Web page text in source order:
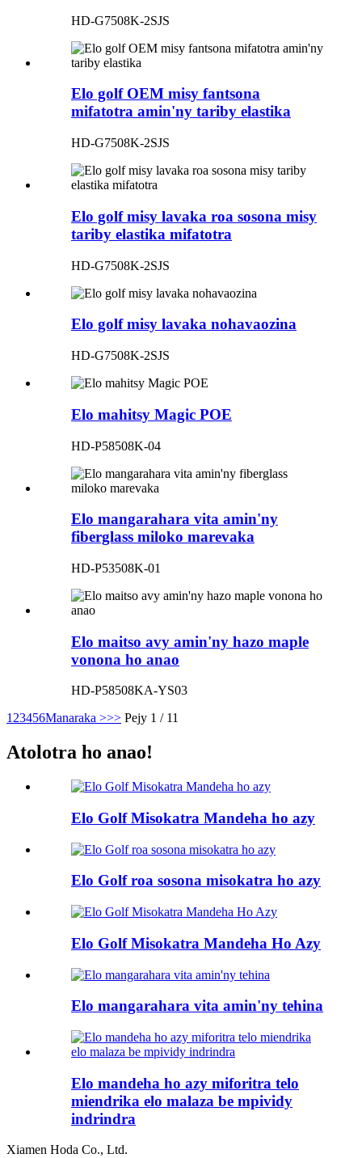
HD-G7508K-2SJS
Elo golf OEM misy fantsona
mifatotra amin'ny tariby elastika
HD-G7508K-2SJS
Elo golf misy lavaka roa sosona misy
tariby elastika mifatotra
HD-G7508K-2SJS
Elo golf misy lavaka nohavaozina
HD-G7508K-2SJS
Elo mahitsy Magic POE
HD-P58508K-04
Elo mangarahara vita amin'ny
fiberglass miloko marevaka
HD-P53508K-01
Elo maitso avy amin'ny hazo maple
vonona ho anao
HD-P58508KA-YS03
1 23456Manaraka >>> Pejy 1 / 11
Atolotra ho anao!
Elo Golf Misokatra Mandeha ho azy
Elo Golf roa sosona misokatra ho azy
Elo Golf Misokatra Mandeha Ho Azy
Elo mangarahara vita amin'ny tehina
Elo mandeha ho azy miforitra telo
miendrika elo malaza be mpividy
indrindra
Xiamen Hoda Co., Ltd.